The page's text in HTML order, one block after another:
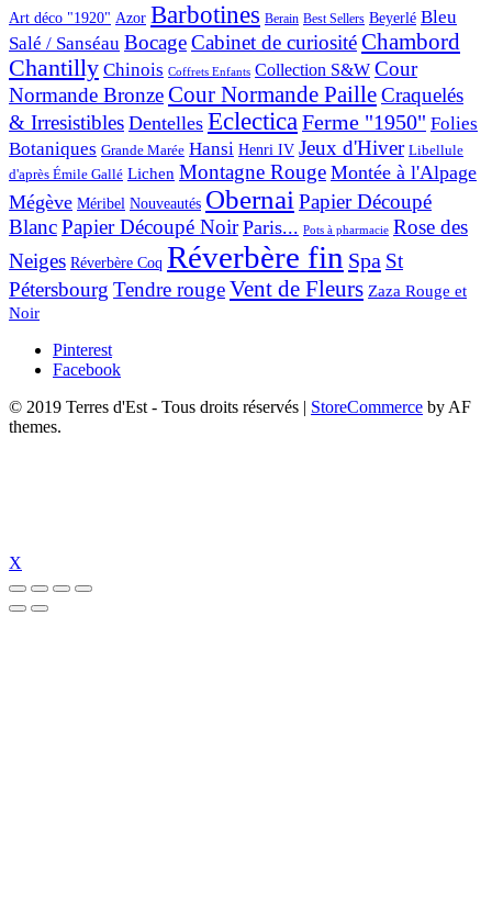
Art déco "1920" Azor Barbotines Berain Best Sellers Beyerlé Bleu
Salé / Sanséau BocageCabinet de curiositéChambord
Chantilly Chinois Coffrets Enfants Collection S&W Cour
Normande BronzeCour Normande PailleCraquelés
& Irresistibles Dentelles EclecticaFerme "1950" Folies
Botaniques Grande Marée Hansi Henri IV Jeux d'Hiver Libellule
d'après Émile Gallé Lichen Montagne Rouge Montée à l'Alpage
Mégève Méribel Nouveautés ObernaiPapier Découpé
BlancPapier Découpé Noir Paris... Pots à pharmacie Rose des
Neiges Réverbère Coq Réverbère fin Spa St
Pétersbourg Tendre rougeVent de Fleurs Zaza Rouge et
Noir
Pinterest
Facebook
© 2019 Terres d'Est - Tous droits réservés
StoreCommerce by AF
themes.
X